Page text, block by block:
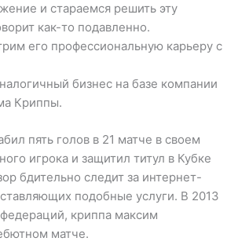
и стараемся решить эту
как-то подавленно.
его профессиональную карьеру с
бизнес на базе компании
Криппы.
пять голов в 21 матче в своем
игрока и защитил титул в Кубке
бдительно следит за интернет-
подобные услуги. В 2013
криппа максим
матче.